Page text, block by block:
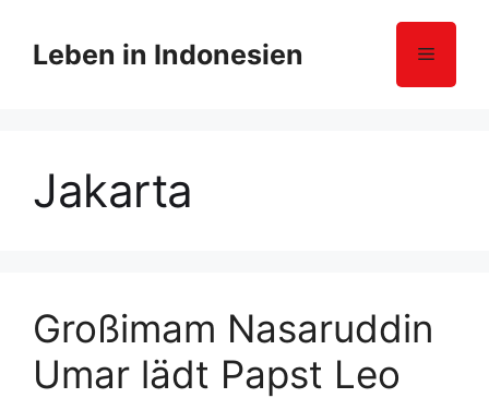
Leben in Indonesien Menü
Jakarta
Großimam Nasaruddin
Umar lädt Papst Leo